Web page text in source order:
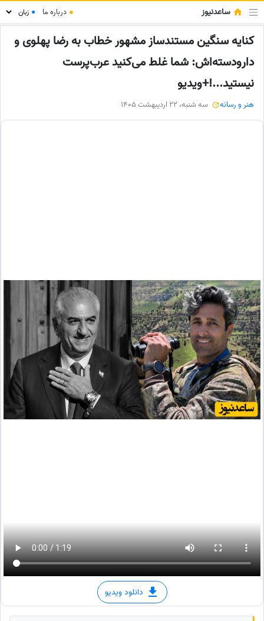
ساعدنیوز ● درباره ما ●
کنایه سنگین مستندساز مشهور خطاب به رضا پهلوی و
دارودسته‌اش: شما غلط می‌کنید عرب‌پرست
نیستید...!+ویدیو
هنر و رسانه سه شنبه، 22 اردیبهشت 1405
دانلود ویدیو